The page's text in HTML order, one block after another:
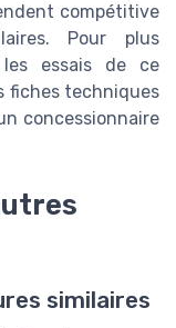
compétitive
Pour plus
essais de ce
fiches techniques
concessionnaire
similaires